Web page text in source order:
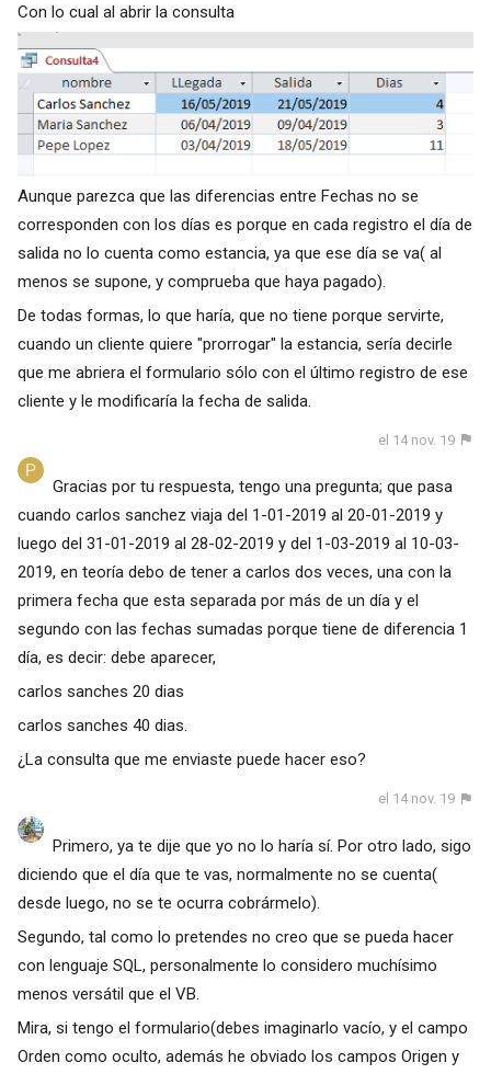
Con lo cual al abrir la consulta
Aunque parezca que las diferencias entre Fechas no se
corresponden con los días es porque en cada registro el día de
salida no lo cuenta como estancia, ya que ese día se va( al
menos se supone, y comprueba que haya pagado).
De todas formas, lo que haría, que no tiene porque servirte,
cuando un cliente quiere "prorrogar" la estancia, sería decirle
que me abriera el formulario sólo con el último registro de ese
cliente y le modificaría la fecha de salida.
el 14 nov. 19
Gracias por tu respuesta, tengo una pregunta; que pasa
cuando carlos sanchez viaja del 1-01-2019 al 20-01-2019 y
luego del 31-01-2019 al 28-02-2019 y del 1-03-2019 al 10-03-
2019, en teoría debo de tener a carlos dos veces, una con la
primera fecha que esta separada por más de un día y el
segundo con las fechas sumadas porque tiene de diferencia 1
día, es decir: debe aparecer,
carlos sanches 20 dias
carlos sanches 40 dias.
¿La consulta que me enviaste puede hacer eso?
el 14 nov. 19
Primero, ya te dije que yo no lo haría sí. Por otro lado, sigo
diciendo que el día que te vas, normalmente no se cuenta(
desde luego, no se te ocurra cobrármelo).
Segundo, tal como lo pretendes no creo que se pueda hacer
con lenguaje SQL, personalmente lo considero muchísimo
menos versátil que el VB.
Mira, si tengo el formulario(debes imaginarlo vacío, y el campo
Orden como oculto, además he obviado los campos Origen y